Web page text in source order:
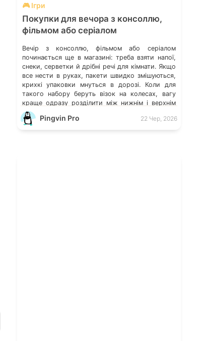
🎮 Ігри
Покупки для вечора з консоллю,
фільмом або серіалом
Вечір з консоллю, фільмом або серіалом
починається ще в магазині: треба взяти напої,
снеки, серветки й дрібні речі для кімнати. Якщо
все нести в руках, пакети швидко змішуються,
крихкі упаковки мнуться в дорозі. Коли для
такого набору беруть візок на колесах, вагу
краще одразу розділити між нижнім і верхнім
шарами. Так пляшки не тиснуть на […]
Pingvin Pro 22 Чер, 2026